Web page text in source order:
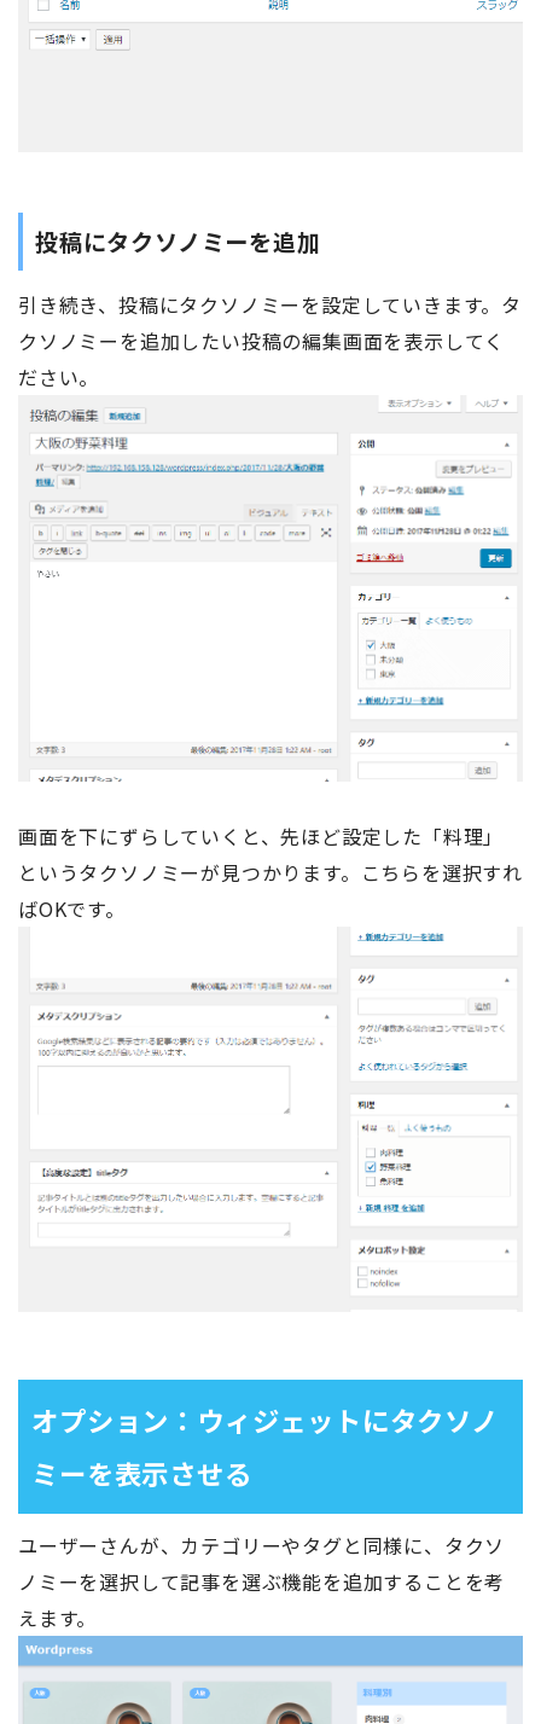
投稿にタクソノミーを追加
引き続き、投稿にタクソノミーを設定していきます。タ
クソノミーを追加したい投稿の編集画面を表示してく
ださい。
画面を下にずらしていくと、先ほど設定した「料理」
というタクソノミーが見つかります。こちらを選択すれ
ばOKです。
オプション：ウィジェットにタクソノ
ミーを表示させる
ユーザーさんが、カテゴリーやタグと同様に、タクソ
ノミーを選択して記事を選ぶ機能を追加することを考
えます。